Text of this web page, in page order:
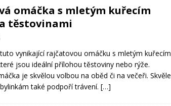
omáčka s mletým kuřecím
těstovinami
vynikající rajčatovou omáčku s mletým kuřecím
jsou ideální přílohou těstoviny nebo rýže.
je skvělou volbou na oběd či na večeři. Skvěle
také podpoří trávení. […]